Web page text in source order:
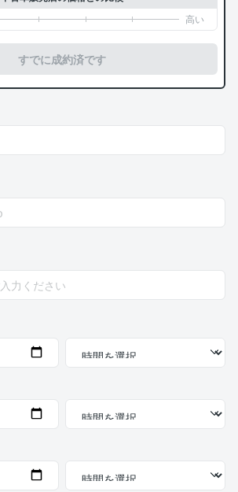
すでに成約済です